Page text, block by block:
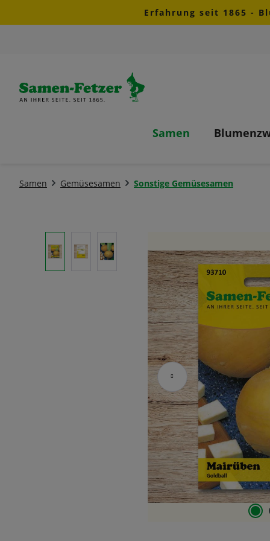
Zur Hauptnavigation springenErfahrung seit 1865 -
Samen
Samen Gemüsesamen Sonstige Gemüsesamen